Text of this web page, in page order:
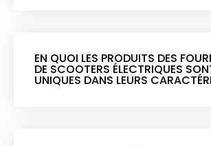
EN QUOI LES PRODUITS DES
DE SCOOTERS ÉLECTRIQUES
UNIQUES DANS LEURS